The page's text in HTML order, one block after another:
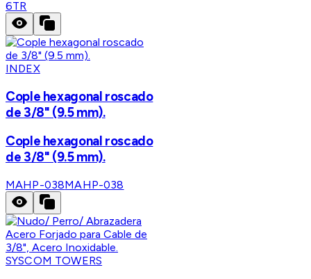
6TR
INDEX
Cople hexagonal roscado
de 3/8" (9.5 mm).
Cople hexagonal roscado
de 3/8" (9.5 mm).
MAHP-038MAHP-038
SYSCOM TOWERS